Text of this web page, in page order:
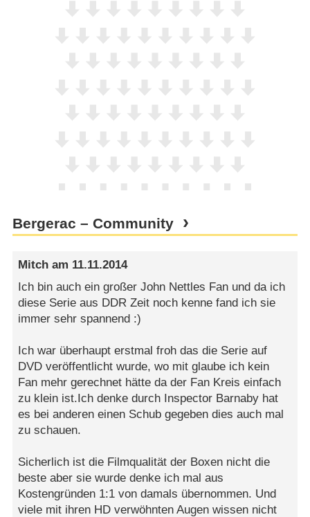
Bergerac – Community
Mitch am 11.11.2014
Ich bin auch ein großer John Nettles Fan und da ich
diese Serie aus DDR Zeit noch kenne fand ich sie
immer sehr spannend :)
Ich war überhaupt erstmal froh das die Serie auf
DVD veröffentlicht wurde, wo mit glaube ich kein
Fan mehr gerechnet hätte da der Fan Kreis einfach
zu klein ist.Ich denke durch Inspector Barnaby hat
es bei anderen einen Schub gegeben dies auch mal
zu schauen.
Sicherlich ist die Filmqualität der Boxen nicht die
beste aber sie wurde denke ich mal aus
Kostengründen 1:1 von damals übernommen. Und
viele mit ihren HD verwöhnten Augen wissen nicht